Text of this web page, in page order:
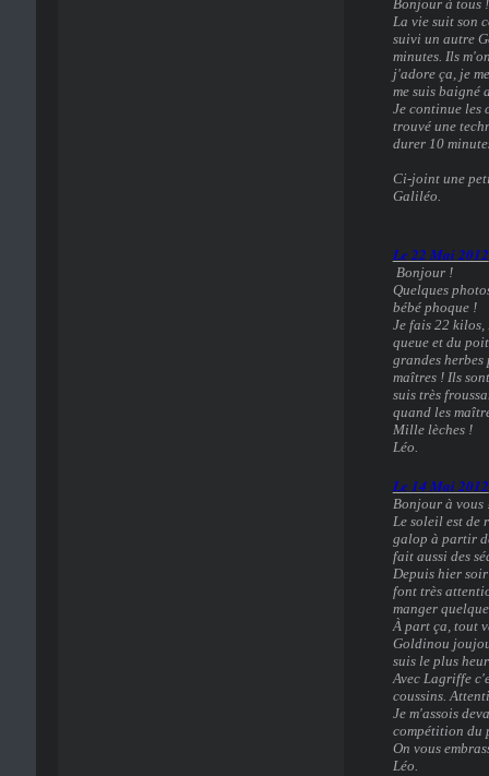
Bonjour à tous !
La vie suit son
suivi un autre
minutes. Ils
j'adore ça, je
me suis baigné
Je continue les
trouvé une
durer 10
Ci-joint une
Galiléo.
Le 22 Mai 2012
Bonjour !
Quelques
bébé phoque !
Je fais 22 kilos,
queue et du
grandes herbes
maîtres ! Ils
suis très
quand les
Mille lèches !
Léo.
Le 14 Mai 2012
Bonjour à vous
Le soleil est de
galop à partir
fait aussi des
Depuis hier
font très
manger
À part ça, tout
Goldinou
suis le plus
Avec Lagriffe
coussins.
Je m'assois
compétition du
On vous
Léo.